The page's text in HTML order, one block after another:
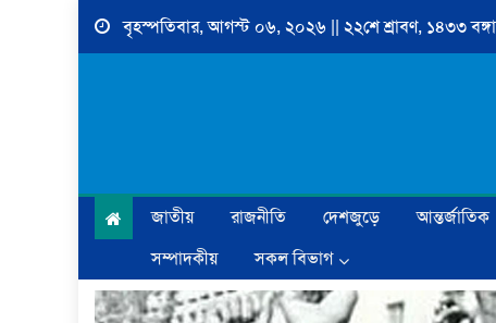
Skip
বৃহস্পতিবার, আগস্ট ০৬, ২০২৬ || ২২শে শ্রাবণ, ১৪৩৩
জাতীয় রাজনীতি দেশজুড়ে আন্তর্জাতিক
সম্পাদকীয়
সকল বিভাগ